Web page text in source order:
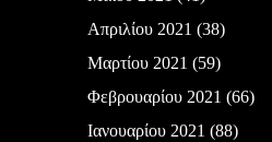
Απριλίου 2021 (38)
Μαρτίου 2021 (59)
Φεβρουαρίου 2021 (66)
Ιανουαρίου 2021 (88)